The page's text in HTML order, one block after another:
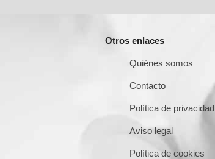
Otros enlaces
Quiénes somos
Contacto
Política de privacidad
Aviso legal
Política de cookies